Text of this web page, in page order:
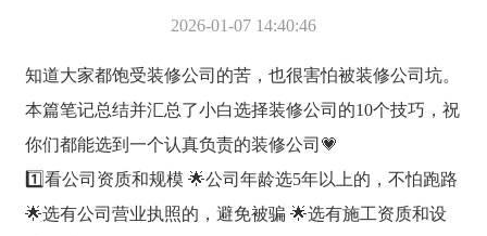
2026-01-07 14:40:46
知道大家都饱受装修公司的苦，也很害怕被装修公司坑。
本篇笔记总结并汇总了小白选择装修公司的10个技巧，祝
你们都能选到一个认真负责的装修公司💗
1️⃣看公司资质和规模 🌟公司年龄选5年以上的，不怕跑路
🌟选有公司营业执照的，避免被骗 🌟选有施工资质和设